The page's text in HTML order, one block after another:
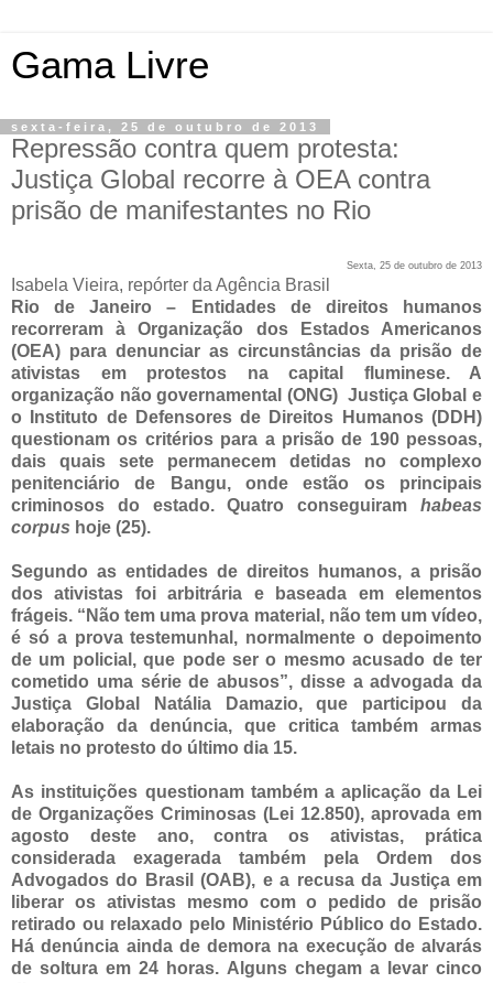
Gama Livre
sexta-feira, 25 de outubro de 2013
Repressão contra quem protesta:
Justiça Global recorre à OEA contra
prisão de manifestantes no Rio
Sexta, 25 de outubro de 2013
Isabela Vieira, repórter da Agência Brasil
Rio de Janeiro – Entidades de direitos humanos
recorreram à Organização dos Estados Americanos
(OEA) para denunciar as circunstâncias da prisão de
ativistas em protestos na capital fluminese. A
organização não governamental (ONG) Justiça Global e
o Instituto de Defensores de Direitos Humanos (DDH)
questionam os critérios para a prisão de 190 pessoas,
dais quais sete permanecem detidas no complexo
penitenciário de Bangu, onde estão os principais
criminosos do estado. Quatro conseguiram habeas
corpus hoje (25).
Segundo as entidades de direitos humanos, a prisão
dos ativistas foi arbitrária e baseada em elementos
frágeis. “Não tem uma prova material, não tem um vídeo,
é só a prova testemunhal, normalmente o depoimento
de um policial, que pode ser o mesmo acusado de ter
cometido uma série de abusos”, disse a advogada da
Justiça Global Natália Damazio, que participou da
elaboração da denúncia, que critica também armas
letais no protesto do último dia 15.
As instituições questionam também a aplicação da Lei
de Organizações Criminosas (Lei 12.850), aprovada em
agosto deste ano, contra os ativistas, prática
considerada exagerada também pela Ordem dos
Advogados do Brasil (OAB), e a recusa da Justiça em
liberar os ativistas mesmo com o pedido de prisão
retirado ou relaxado pelo Ministério Público do Estado.
Há denúncia ainda de demora na execução de alvarás
de soltura em 24 horas. Alguns chegam a levar cinco